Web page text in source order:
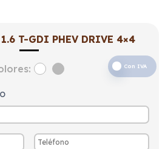
T-GDI PHEV DRIVE 4×4
Con IVA